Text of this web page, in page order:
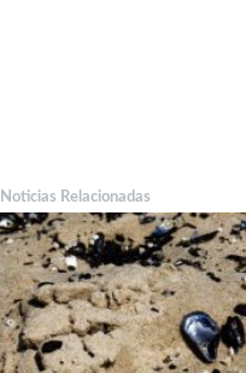
Noticias Relacionadas